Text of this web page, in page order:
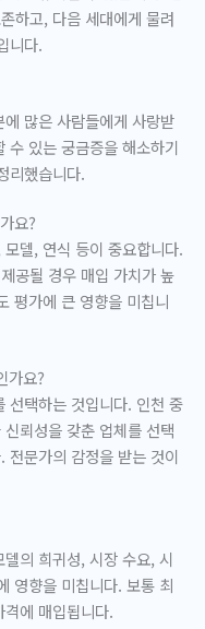
하고, 다음 세대에게 물려
니다.
많은 사람들에게 사랑받
수 있는 궁금증을 해소하기
리했습니다.
요?
델, 연식 등이 중요합니다.
공될 경우 매입 가치가 높
평가에 큰 영향을 미칩니
가요?
선택하는 것입니다. 인천 중
뢰성을 갖춘 업체를 선택
전문가의 감정을 받는 것이
의 희귀성, 시장 수요, 시
영향을 미칩니다. 보통 최
에 매입됩니다.